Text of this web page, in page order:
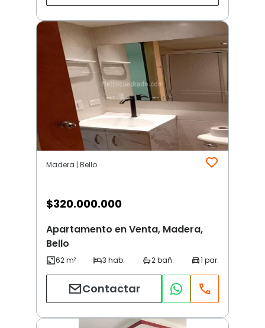
Madera | Bello
$320.000.000
Apartamento en Venta, Madera,
Bello
Contactar